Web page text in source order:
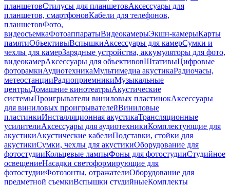
планшетовСтилусы для планшетовАксессуары для
планшетов, смартфоновКабели для телефонов,
планшетовФото,
видеосъемкаФотоаппаратыВидеокамерыЭкшн-камерыКарты
памятиОбъективыВспышкиАксессуары для камерСумки и
чехлы для камерЗарядные устройства, аккумуляторы для фото,
видеокамерАксессуары для объективовШтативыЦифровые
фоторамкиАудиотехникаМультимедиа акустикаРадиочасы,
метеостанцииРадиоприемникиМузыкальные
центрыДомашние кинотеатрыАкустические
системыПроигрыватели виниловых пластинокАксессуары
для виниловых проигрывателейВиниловые
пластинкиИнсталляционная акустикаТрансляционные
усилителиАксессуары для аудиотехникиКомплектующие для
акустикиАкустические кабелиПодставки, стойки для
акустикиСумки, чехлы для акустикиОборудование для
фотостудииКольцевые лампыФоны для фотостудииСтудийное
освещениеНасадки светоформирующие для
фотостудииФотозонты, отражателиОборудование для
предметной съемкиВспышки студийныеКомплекты